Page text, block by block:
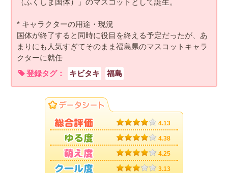
（ふくしま国体）」のマスコットとして誕生。
* キャラクターの用途・現況
国体が終了すると同時に役目を終える予定だったが、あ
まりにも人気すぎてそのまま福島県のマスコットキャラ
クターに就任
登録タグ：
キビタキ 福島
4.13
4.38
4.25
3.13